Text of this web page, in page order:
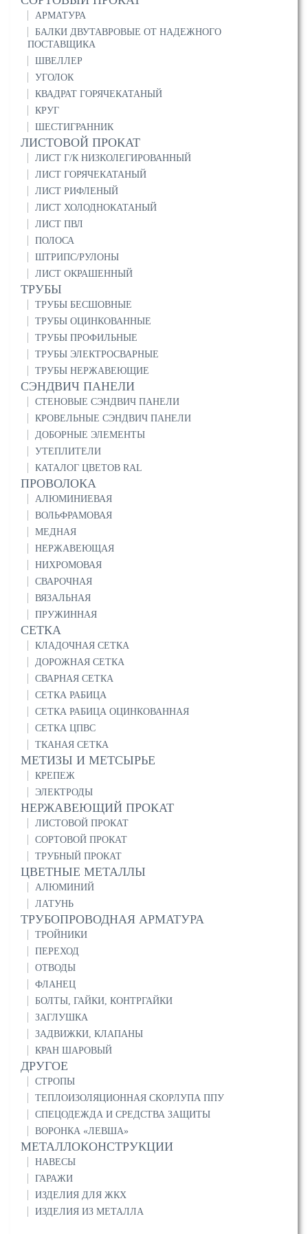
АРМАТУРА
БАЛКИ ДВУТАВРОВЫЕ ОТ НАДЕЖНОГО
ПОСТАВЩИКА
ШВЕЛЛЕР
УГОЛОК
КВАДРАТ ГОРЯЧЕКАТАНЫЙ
КРУГ
ШЕСТИГРАННИК
ЛИСТОВОЙ ПРОКАТ
ЛИСТ Г/К НИЗКОЛЕГИРОВАННЫЙ
ЛИСТ ГОРЯЧЕКАТАНЫЙ
ЛИСТ РИФЛЕНЫЙ
ЛИСТ ХОЛОДНОКАТАНЫЙ
ЛИСТ ПВЛ
ПОЛОСА
ШТРИПС/РУЛОНЫ
ЛИСТ ОКРАШЕННЫЙ
ТРУБЫ
ТРУБЫ БЕСШОВНЫЕ
ТРУБЫ ОЦИНКОВАННЫЕ
ТРУБЫ ПРОФИЛЬНЫЕ
ТРУБЫ ЭЛЕКТРОСВАРНЫЕ
ТРУБЫ НЕРЖАВЕЮЩИЕ
СЭНДВИЧ ПАНЕЛИ
СТЕНОВЫЕ СЭНДВИЧ ПАНЕЛИ
КРОВЕЛЬНЫЕ СЭНДВИЧ ПАНЕЛИ
ДОБОРНЫЕ ЭЛЕМЕНТЫ
УТЕПЛИТЕЛИ
КАТАЛОГ ЦВЕТОВ RAL
ПРОВОЛОКА
АЛЮМИНИЕВАЯ
ВОЛЬФРАМОВАЯ
МЕДНАЯ
НЕРЖАВЕЮЩАЯ
НИХРОМОВАЯ
СВАРОЧНАЯ
ВЯЗАЛЬНАЯ
ПРУЖИННАЯ
СЕТКА
КЛАДОЧНАЯ СЕТКА
ДОРОЖНАЯ СЕТКА
СВАРНАЯ СЕТКА
СЕТКА РАБИЦА
СЕТКА РАБИЦА ОЦИНКОВАННАЯ
СЕТКА ЦПВС
ТКАНАЯ СЕТКА
МЕТИЗЫ И МЕТСЫРЬЕ
КРЕПЕЖ
ЭЛЕКТРОДЫ
НЕРЖАВЕЮЩИЙ ПРОКАТ
ЛИСТОВОЙ ПРОКАТ
СОРТОВОЙ ПРОКАТ
ТРУБНЫЙ ПРОКАТ
ЦВЕТНЫЕ МЕТАЛЛЫ
АЛЮМИНИЙ
ЛАТУНЬ
ТРУБОПРОВОДНАЯ АРМАТУРА
ТРОЙНИКИ
ПЕРЕХОД
ОТВОДЫ
ФЛАНЕЦ
БОЛТЫ, ГАЙКИ, КОНТРГАЙКИ
ЗАГЛУШКА
ЗАДВИЖКИ, КЛАПАНЫ
КРАН ШАРОВЫЙ
ДРУГОЕ
СТРОПЫ
ТЕПЛОИЗОЛЯЦИОННАЯ СКОРЛУПА ППУ
СПЕЦОДЕЖДА И СРЕДСТВА ЗАЩИТЫ
ВОРОНКА «ЛЕВША»
МЕТАЛЛОКОНСТРУКЦИИ
НАВЕСЫ
ГАРАЖИ
ИЗДЕЛИЯ ДЛЯ ЖКХ
ИЗДЕЛИЯ ИЗ МЕТАЛЛА